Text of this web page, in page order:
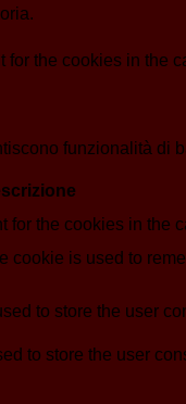
the cookies in the
funzionalità di
the cookies in the
is used to
to store the user
to store the user